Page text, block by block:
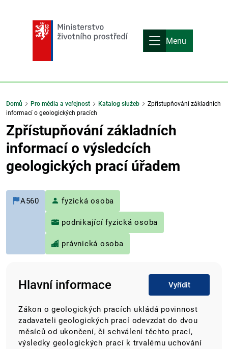
Menu
Domů Pro média a veřejnost Katalog služeb
Zpřístupňování základních
informací o geologických pracích
Zpřístupňování základních
informací o výsledcích
geologických prací úřadem
A560 fyzická osoba
podnikající fyzická osoba
právnická osoba
Hlavní informace Vyřídit
Zákon o geologických pracích ukládá povinnost
zadavateli geologických prací odevzdat do dvou
měsíců od ukončení, či schválení těchto prací,
výsledky geologických prací k trvalému uchování